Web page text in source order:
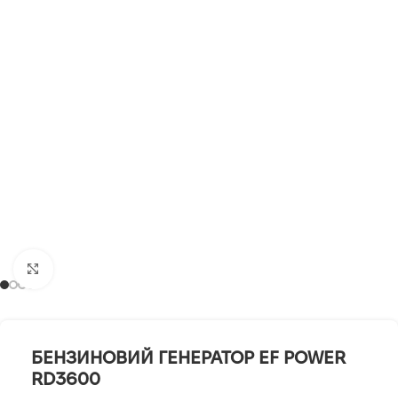
БЕНЗИНОВИЙ ГЕНЕРАТОР EF POWER
RD3600